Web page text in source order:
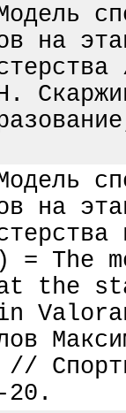
на
на
=
the
in
//